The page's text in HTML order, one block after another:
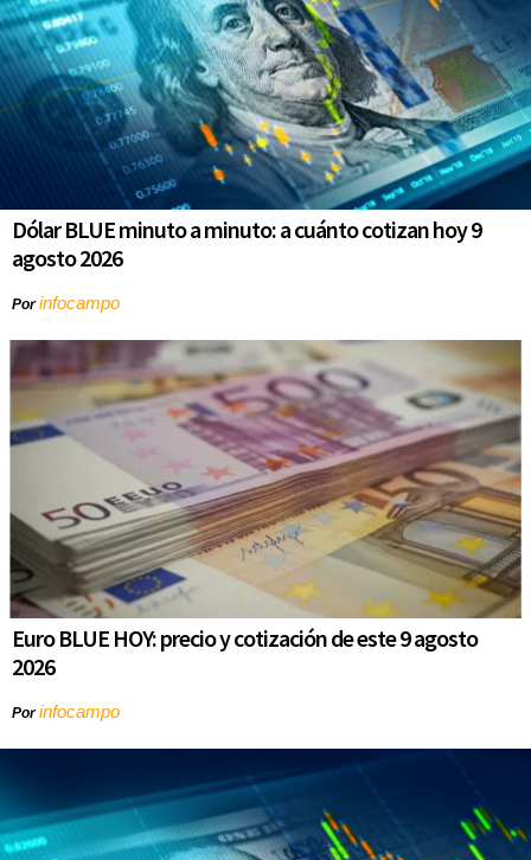
Dólar BLUE minuto a minuto: a cuánto cotizan hoy 9
agosto 2026
Porinfocampo
Euro BLUE HOY: precio y cotización de este 9 agosto
2026
Porinfocampo